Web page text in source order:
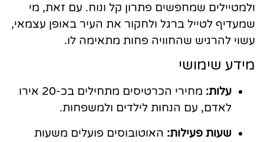
ולמטיילים שמחפשים פתרון קל ונוח. עם זאת, מי
שמעדיף לטייל ברגל ולחקור את העיר באופן עצמאי,
עשוי להרגיש שהחוויה פחות מתאימה לו.
מידע שימושי
עלות:
מחירי הכרטיסים מתחילים בכ-20 אירו
לאדם, עם הנחות לילדים ולמשפחות.
שעות פעילות: האוטובוסים פועלים משעות